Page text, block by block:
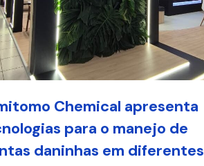
Chemical apresenta
para o manejo de
daninhas em diferentes